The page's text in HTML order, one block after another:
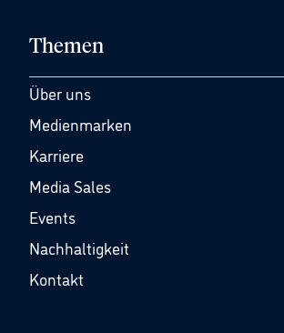
Themen
Über uns
Medienmarken
Karriere
Media Sales
Events
Nachhaltigkeit
Kontakt